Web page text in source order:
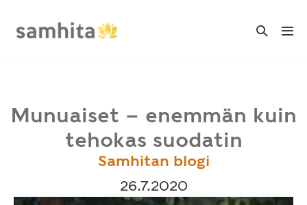
Search
Munuaiset – enemmän kuin
tehokas suodatin
Samhitan blogi
26.7.2020